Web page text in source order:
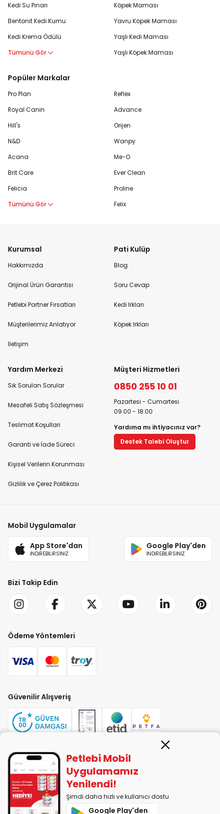
Kedi Su Pınarı
Bentonit Kedi Kumu
Kedi Krema Ödülü
Tümünü Gör
Köpek Maması
Yavru Köpek Maması
Yaşlı Kedi Maması
Yaşlı Köpek Maması
Popüler Markalar
Pro Plan
Royal Canin
Hill's
N&D
Acana
Brit Care
Felicia
Tümünü Gör
Reflex
Advance
Orijen
Wanpy
Me-O
Ever Clean
Proline
Felix
Kurumsal
Hakkımızda
Orijinal Ürün Garantisi
Petlebi Partner Fırsatları
Müşterilerimiz Anlatıyor
İletişim
Pati Kulüp
Blog
Soru Cevap
Kedi Irkları
Köpek Irkları
Yardım Merkezi
Sık Sorulan Sorular
Mesafeli Satış Sözleşmesi
Teslimat Koşulları
Garanti ve İade Süreci
Kişisel Verilerin Korunması
Gizlilik ve Çerez Politikası
Müşteri Hizmetleri
0850 255 10 01
Pazartesi - Cumartesi
09:00 - 18:00
Yardıma mı ihtiyacınız var?
Destek Talebi Oluştur
Mobil Uygulamalar
App Store'dan
İNDİREBİLİRSİNİZ
Google Play'den
İNDİREBİLİRSİNİZ
Bizi Takip Edin
Ödeme Yöntemleri
Güvenilir Alışveriş
PETLEBİ EVCİL HAYVAN ÜRÜNLERİ PAZ. SAN. TİC. LTD. ŞTİ. Alaşarköy Mah.
1. Alaşar Cad. No: 9 Osmangazi/Bursa
7290599225 vergi numarasıyla Uludağ Vergi Dairesi'ne bağlıdır.
Petlebi Mobil
Uygulamamız
Yenilendi!
Şimdi daha hızlı ve kullanıcı dostu
Google Play'den